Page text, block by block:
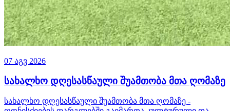
07 აგვ 2026
სახალხო დღესასწაული შუამთობა მთა ღომაზე
სახალხო დღესასწაული შუამთობა მთა ღომაზე -